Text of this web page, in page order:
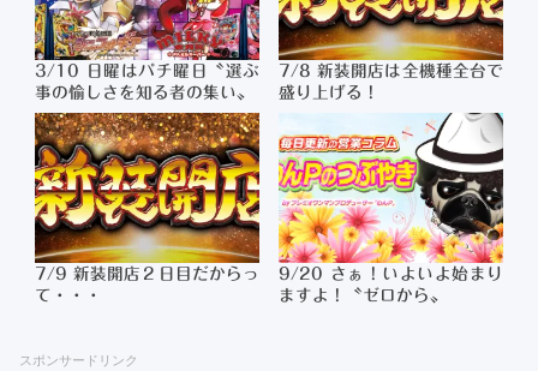
3/10 日曜はパチ曜日〝選ぶ
事の愉しさを知る者の集い〟
7/8 新装開店は全機種全台で
盛り上げる！
7/9 新装開店２日目だからっ
て・・・
9/20 さぁ！いよいよ始まり
ますよ！〝ゼロから〟
スポンサードリンク